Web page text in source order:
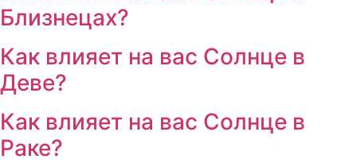
Близнецах?
Как влияет на вас Солнце в
Деве?
Как влияет на вас Солнце в
Раке?